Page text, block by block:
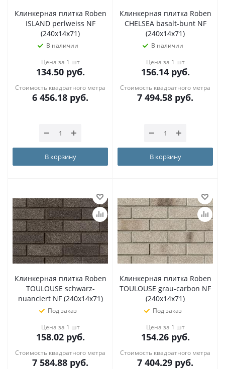
Клинкерная плитка Roben
ISLAND perlweiss NF
(240x14x71)
В наличии
Цена за 1 шт
134.50руб.
Стоимость квадратного метра
6 456.18 руб.
В корзину
Клинкерная плитка Roben
CHELSEA basalt-bunt NF
(240x14x71)
В наличии
Цена за 1 шт
156.14руб.
Стоимость квадратного метра
7 494.58 руб.
В корзину
Клинкерная плитка Roben
TOULOUSE schwarz-
nuanciert NF (240x14x71)
Под заказ
Цена за 1 шт
158.02руб.
Стоимость квадратного метра
7 584.88 руб.
Клинкерная плитка Roben
TOULOUSE grau-carbon NF
(240x14x71)
Под заказ
Цена за 1 шт
154.26руб.
Стоимость квадратного метра
7 404.29 руб.